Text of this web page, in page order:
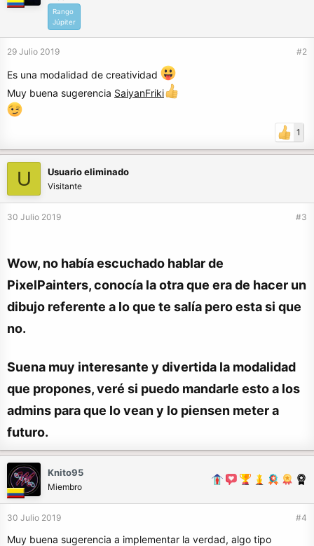
Rango
Júpiter
29 Julio 2019 #2
Es una modalidad de creatividad
Muy buena sugerencia SaiyanFriki
1
U Usuario eliminado
Visitante
30 Julio 2019 #3
Wow, no había escuchado hablar de
PixelPainters, conocía la otra que era de hacer un
dibujo referente a lo que te salía pero esta si que
no.
Suena muy interesante y divertida la modalidad
que propones, veré si puedo mandarle esto a los
admins para que lo vean y lo piensen meter a
futuro.
Knito95
Miembro
30 Julio 2019 #4
Muy buena sugerencia a implementar la verdad, algo tipo